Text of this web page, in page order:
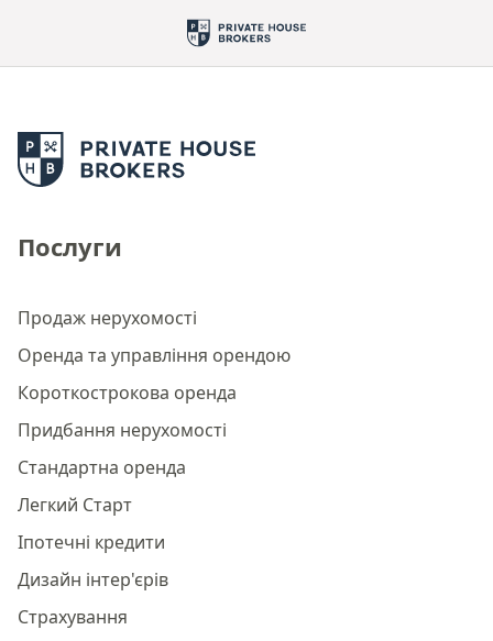
Послуги
Продаж нерухомості
Оренда та управління орендою
Короткострокова оренда
Придбання нерухомості
Стандартна оренда
Легкий Старт
Іпотечні кредити
Дизайн інтер'єрів
Страхування